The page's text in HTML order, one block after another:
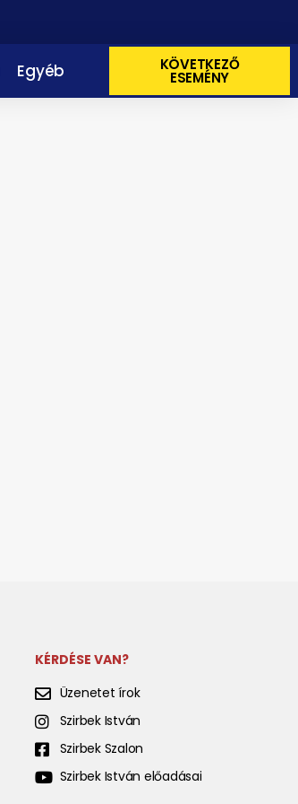
Egyéb KÖVETKEZŐ
ESEMÉNY
KÉRDÉSE VAN?
Üzenetet írok
Szirbek István
Szirbek Szalon
Szirbek István előadásai